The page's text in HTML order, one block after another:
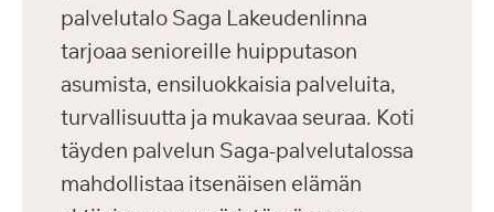
palvelutalo Saga Lakeudenlinna
tarjoaa senioreille huipputason
asumista, ensiluokkaisia palveluita,
turvallisuutta ja mukavaa seuraa. Koti
täyden palvelun Saga-palvelutalossa
mahdollistaa itsenäisen elämän